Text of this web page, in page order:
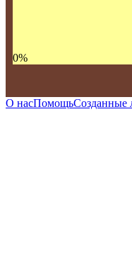
0%
О насПомощьСозданные